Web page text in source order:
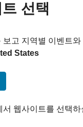
이 번역 페
사용
선택
보고 지역별 이벤트
States
서 웹사이트를 선택